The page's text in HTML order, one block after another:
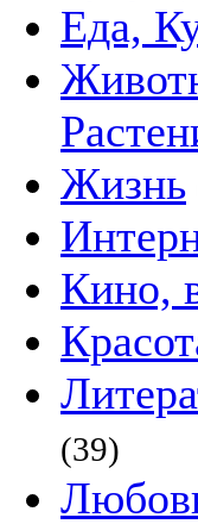
Еда,
Жизнь
Кино,
(39)